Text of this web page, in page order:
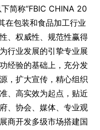
简称“FBIC CHINA 20
在包装和食品加工行业
、权威性、规范性赢得
行业发展的引挚专业展
经验的基础上，充分发
，扩大宣传，精心组织
、高实效为起点，贴近
、协会、媒体、专业观
商开发多级市场搭建国